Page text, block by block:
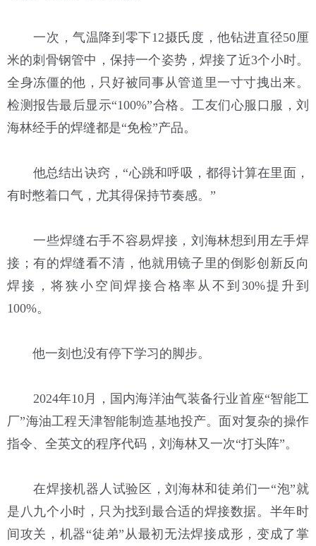
一次，气温降到零下12摄氏度，他钻进直径50厘
米的刺骨钢管中，保持一个姿势，焊接了近3个小时。
全身冻僵的他，只好被同事从管道里一寸寸拽出来。
检测报告最后显示“100%”合格。工友们心服口服，刘
海林经手的焊缝都是“免检”产品。
他总结出诀窍，“心跳和呼吸，都得计算在里面，
有时憋着口气，尤其得保持节奏感。”
一些焊缝右手不容易焊接，刘海林想到用左手焊
接；有的焊缝看不清，他就用镜子里的倒影创新反向
焊接，将狭小空间焊接合格率从不到30%提升到
100%。
他一刻也没有停下学习的脚步。
2024年10月，国内海洋油气装备行业首座“智能工
厂”海油工程天津智能制造基地投产。面对复杂的操作
指令、全英文的程序代码，刘海林又一次“打头阵”。
在焊接机器人试验区，刘海林和徒弟们一“泡”就
是八九个小时，只为找到最合适的焊接数据。半年时
间攻关，机器“徒弟”从最初无法焊接成形，变成了掌